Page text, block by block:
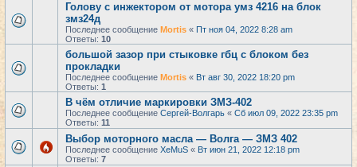
Голову с инжектором от мотора умз 4216 на блок
змз24д
Последнее сообщение Mortis « Пт ноя 04, 2022 8:28 am
Ответы: 10
большой зазор при стыковке гбц с блоком без
прокладки
Последнее сообщение Mortis « Вт авг 30, 2022 18:20 pm
Ответы: 1
В чём отличие маркировки ЗМЗ-402
Последнее сообщение Сергей-Волгарь « Сб июл 09, 2022 23:35 pm
Ответы: 11
Выбор моторного масла — Волга — ЗМЗ 402
Последнее сообщение XeMuS « Вт июн 21, 2022 12:18 pm
Ответы: 7